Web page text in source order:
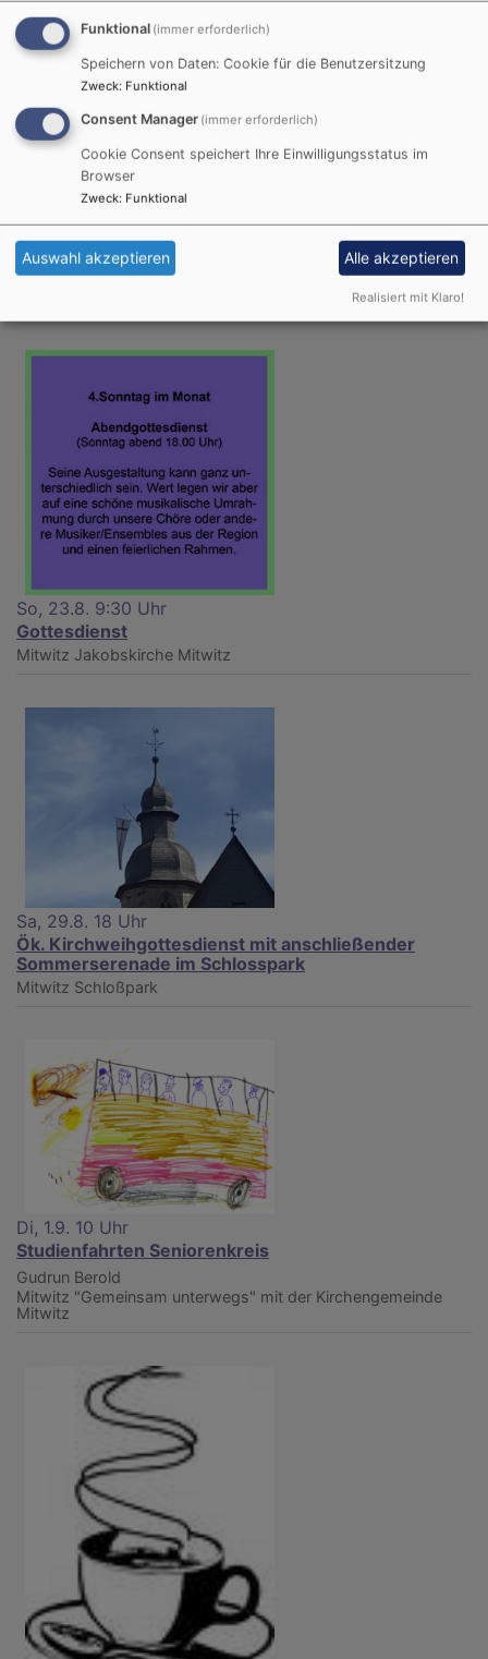
Di, 18.8. 10 Uhr
Treffpunkt Cafe - Impuls, Andacht und Zeit zum
Reden
Inge Wagner
So, 23.8. 9:30 Uhr
Gottesdienst
Mitwitz Jakobskirche Mitwitz
Sa, 29.8. 18 Uhr
Ök. Kirchweihgottesdienst mit anschließender
Sommerserenade im Schlosspark
Mitwitz Schloßpark
Di, 1.9. 10 Uhr
Studienfahrten Seniorenkreis
Gudrun Berold
Mitwitz "Gemeinsam unterwegs" mit der Kirchengemeinde
Mitwitz
Funktional (immer erforderlich)
Speichern von Daten: Cookie für die Benutzersitzung
Zweck: Funktional
Consent Manager (immer erforderlich)
Cookie Consent speichert Ihre Einwilligungsstatus im
Browser
Zweck: Funktional
Auswahl akzeptieren Alle akzeptieren
Realisiert mit Klaro!